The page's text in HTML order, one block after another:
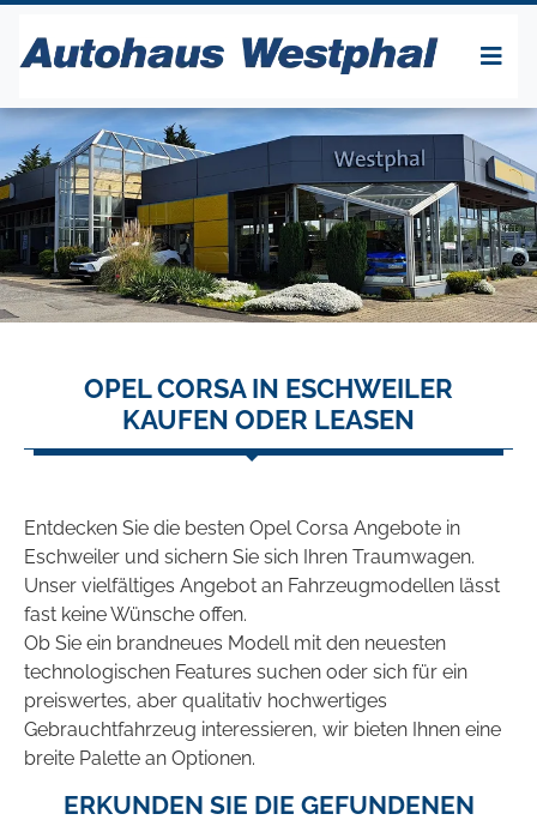
OPEL CORSA IN ESCHWEILER
KAUFEN ODER LEASEN
Entdecken Sie die besten Opel Corsa Angebote in
Eschweiler und sichern Sie sich Ihren Traumwagen.
Unser vielfältiges Angebot an Fahrzeugmodellen lässt
fast keine Wünsche offen.
Ob Sie ein brandneues Modell mit den neuesten
technologischen Features suchen oder sich für ein
preiswertes, aber qualitativ hochwertiges
Gebrauchtfahrzeug interessieren, wir bieten Ihnen eine
breite Palette an Optionen.
ERKUNDEN SIE DIE GEFUNDENEN